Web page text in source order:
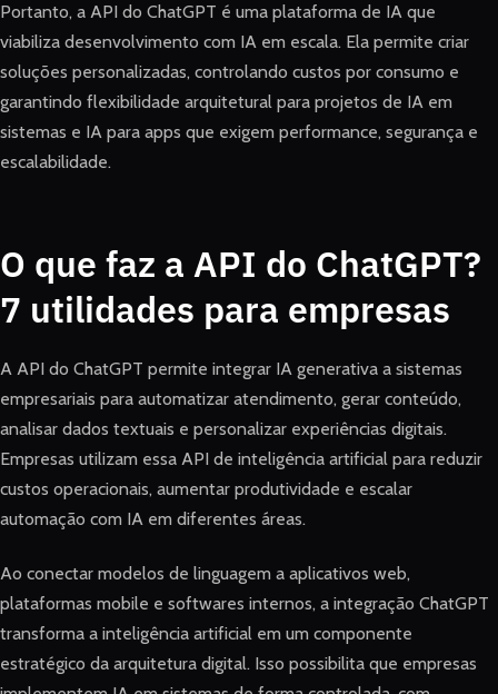
Portanto, a API do ChatGPT é uma plataforma de IA que
viabiliza desenvolvimento com IA em escala. Ela permite criar
soluções personalizadas, controlando custos por consumo e
garantindo flexibilidade arquitetural para projetos de IA em
sistemas e IA para apps que exigem performance, segurança e
escalabilidade.
O que faz a API do ChatGPT?
7 utilidades para empresas
A API do ChatGPT permite integrar IA generativa a sistemas
empresariais para automatizar atendimento, gerar conteúdo,
analisar dados textuais e personalizar experiências digitais.
Empresas utilizam essa API de inteligência artificial para reduzir
custos operacionais, aumentar produtividade e escalar
automação com IA em diferentes áreas.
Ao conectar modelos de linguagem a aplicativos web,
plataformas mobile e softwares internos, a integração ChatGPT
transforma a inteligência artificial em um componente
estratégico da arquitetura digital. Isso possibilita que empresas